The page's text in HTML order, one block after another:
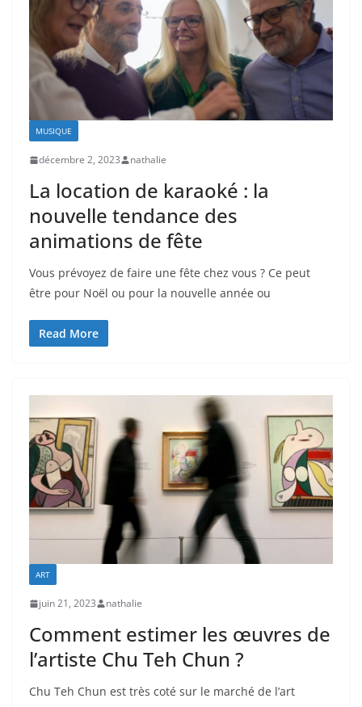
MUSIQUE
décembre 2, 2023 nathalie
La location de karaoké : la
nouvelle tendance des
animations de fête
Vous prévoyez de faire une fête chez vous ? Ce peut
être pour Noël ou pour la nouvelle année ou
Read More
ART
juin 21, 2023 nathalie
Comment estimer les œuvres de
l’artiste Chu Teh Chun ?
Chu Teh Chun est très coté sur le marché de l’art